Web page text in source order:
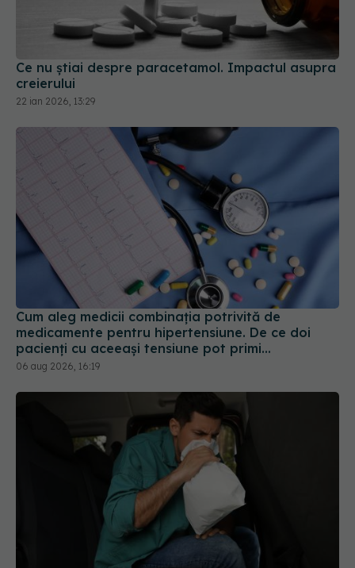
Ce nu știai despre paracetamol. Impactul asupra
creierului
22 ian 2026, 13:29
Cum aleg medicii combinația potrivită de
medicamente pentru hipertensiune. De ce doi
pacienți cu aceeași tensiune pot primi
tratamente diferite
06 aug 2026, 16:19
Zece soluții rapide care pot calma senzația de
greață în câteva minute
20 mai 2026, 08:50